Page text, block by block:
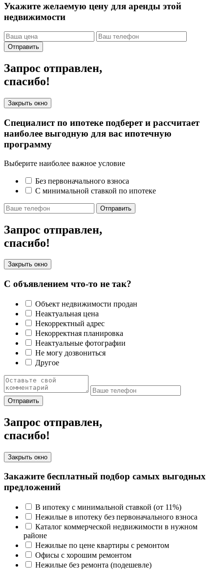
Укажите желаемую цену для аренды этой
недвижимости
Отправить
Запрос отправлен,
спасибо!
Закрыть окно
Специалист по ипотеке подберет и рассчитает
наиболее выгодную для вас ипотечную
программу
Выберите наиболее важное условие
Без первоначального взноса
С минимальной ставкой по ипотеке
Отправить
Запрос отправлен,
спасибо!
Закрыть окно
С объявлением что-то не так?
Объект недвижимости продан
Неактуальная цена
Некорректный адрес
Некорректная планировка
Неактуальные фотографии
Не могу дозвониться
Другое
Отправить
Запрос отправлен,
спасибо!
Закрыть окно
Закажите бесплатный подбор самых выгодных
предложений
В ипотеку с минимальной ставкой (от 11%)
Нежилые в ипотеку без первоначального взноса
Каталог коммерческой недвижимости в нужном
районе
Нежилые по цене квартиры с ремонтом
Офисы с хорошим ремонтом
Нежилые без ремонта (подешевле)